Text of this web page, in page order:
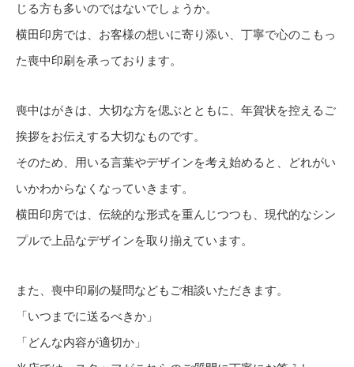
じる方も多いのではないでしょうか。
横田印房では、お客様の想いに寄り添い、丁寧で心のこもっ
た喪中印刷を承っております。
喪中はがきは、大切な方を偲ぶとともに、年賀状を控えるご
挨拶をお伝えする大切なものです。
そのため、用いる言葉やデザインを考え始めると、どれがい
いかわからなくなっていきます。
横田印房では、伝統的な形式を重んじつつも、現代的なシン
プルで上品なデザインを取り揃えています。
また、喪中印刷の疑問などもご相談いただきます。
「いつまでに送るべきか」
「どんな内容が適切か」